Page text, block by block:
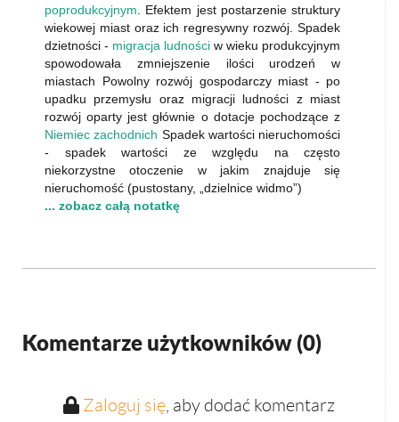
poprodukcyjnym . Efektem jest postarzenie struktury
wiekowej miast oraz ich regresywny rozwój. Spadek
dzietności - migracja ludności w wieku produkcyjnym
spowodowała zmniejszenie ilości urodzeń w
miastach Powolny rozwój gospodarczy miast - po
upadku przemysłu oraz migracji ludności z miast
rozwój oparty jest głównie o dotacje pochodzące z
Niemiec zachodnich Spadek wartości nieruchomości
- spadek wartości ze względu na często
niekorzystne otoczenie w jakim znajduje się
nieruchomość (pustostany, „dzielnice widmo”)
... zobacz całą notatkę
Komentarze użytkowników (0)
Zaloguj się, aby dodać komentarz